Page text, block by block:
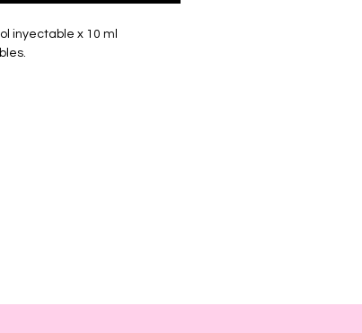
inyectable x 10 ml